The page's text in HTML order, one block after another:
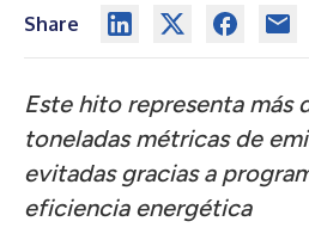
Share
Este hito representa más
toneladas métricas de
evitadas gracias a
eficiencia energética